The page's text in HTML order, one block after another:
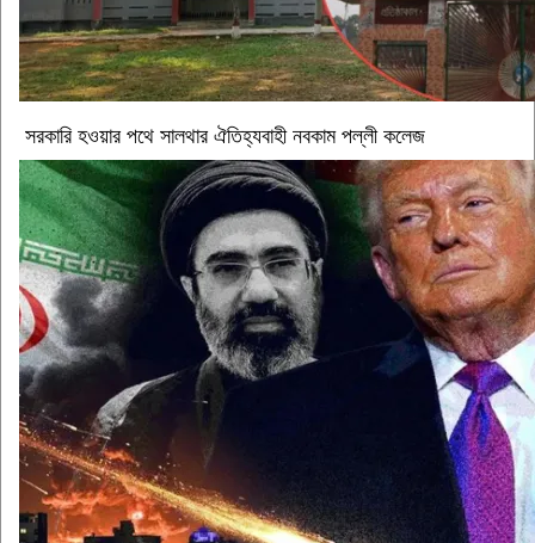
সরকারি হওয়ার পথে সালথার ঐতিহ্যবাহী নবকাম পল্লী কলেজ